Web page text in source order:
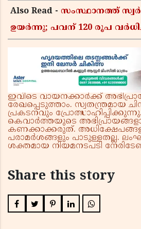
Also Read - സംസ്ഥാനത്ത്
ഉയർന്നു; പവന് 120 രൂപ
ഇവിടെ വായനക്കാർക്ക്
രേഖപ്പെടുത്താം. സ്വതന്ത്രമായ
പ്രകടനവും
കെവാർത്തയുടെ
കണക്കാക്കരുത്.
പരാമർശങ്ങളും പാടുള്ളതല്ല.
ശക്തമായ നിയമനടപടി
Share this story